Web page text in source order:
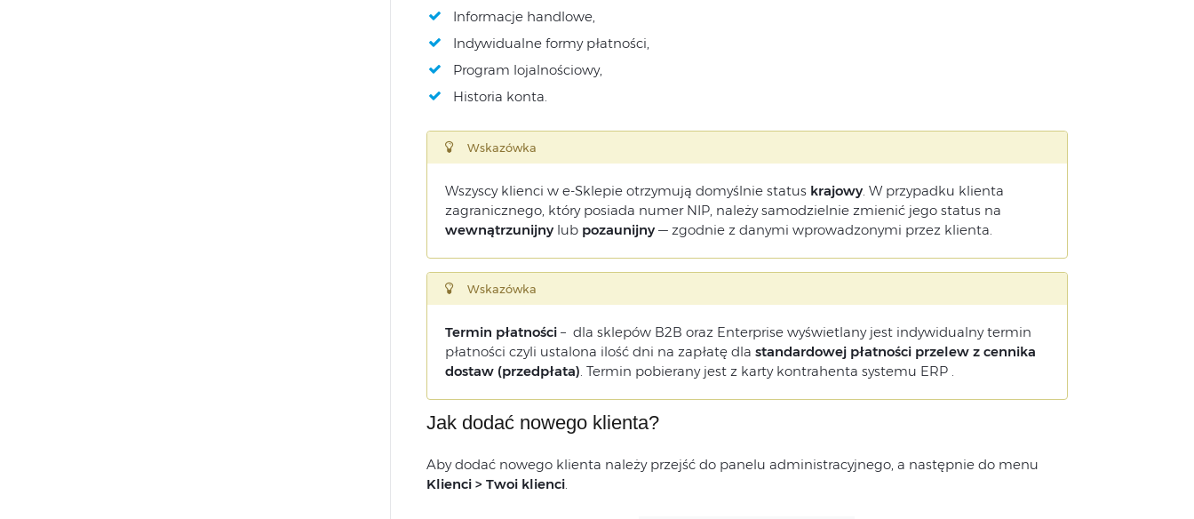
Informacje handlowe,
Indywidualne formy płatności,
Program lojalnościowy,
Historia konta.
Wskazówka
Wszyscy klienci w e-Sklepie otrzymują domyślnie status krajowy. W przypadku klienta
zagranicznego, który posiada numer NIP, należy samodzielnie zmienić jego status na
wewnątrzunijnylub pozaunijny— zgodnie z danymi wprowadzonymi przez klienta.
Wskazówka
Termin płatności– dla sklepów B2B oraz Enterprise wyświetlany jest indywidualny termin
płatności czyli ustalona ilość dni na zapłatę dla standardowej płatności przelew z cennika
dostaw (przedpłata). Termin pobierany jest z karty kontrahenta systemu ERP .
Jak dodać nowego klienta?
Aby dodać nowego klienta należy przejść do panelu administracyjnego, a następnie do menu
Klienci > Twoi klienci.